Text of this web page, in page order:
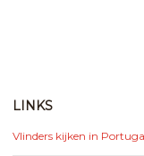
LINKS
Vlinders kijken in